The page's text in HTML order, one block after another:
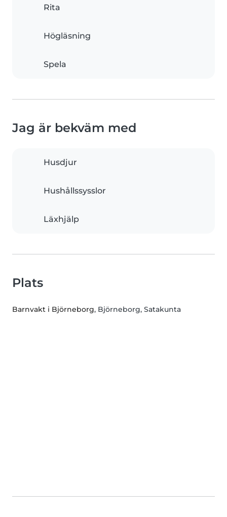
Rita
Högläsning
Spela
Jag är bekväm med
Husdjur
Hushållssysslor
Läxhjälp
Plats
Barnvakt i Björneborg, Björneborg, Satakunta